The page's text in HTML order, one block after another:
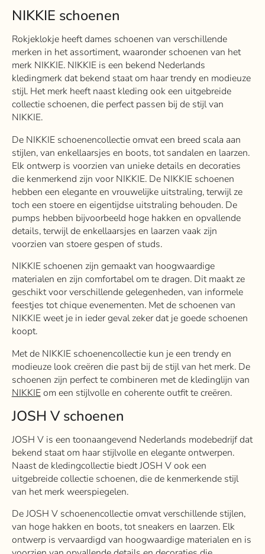
NIKKIE schoenen
Rokjeklokje heeft dames schoenen van verschillende
merken in het assortiment, waaronder schoenen van het
merk NIKKIE. NIKKIE is een bekend Nederlands
kledingmerk dat bekend staat om haar trendy en modieuze
stijl. Het merk heeft naast kleding ook een uitgebreide
collectie schoenen, die perfect passen bij de stijl van
NIKKIE.
De NIKKIE schoenencollectie omvat een breed scala aan
stijlen, van enkellaarsjes en boots, tot sandalen en laarzen.
Elk ontwerp is voorzien van unieke details en decoraties
die kenmerkend zijn voor NIKKIE. De NIKKIE schoenen
hebben een elegante en vrouwelijke uitstraling, terwijl ze
toch een stoere en eigentijdse uitstraling behouden. De
pumps hebben bijvoorbeeld hoge hakken en opvallende
details, terwijl de enkellaarsjes en laarzen vaak zijn
voorzien van stoere gespen of studs.
NIKKIE schoenen zijn gemaakt van hoogwaardige
materialen en zijn comfortabel om te dragen. Dit maakt ze
geschikt voor verschillende gelegenheden, van informele
feestjes tot chique evenementen. Met de schoenen van
NIKKIE weet je in ieder geval zeker dat je goede schoenen
koopt.
Met de NIKKIE schoenencollectie kun je een trendy en
modieuze look creëren die past bij de stijl van het merk. De
schoenen zijn perfect te combineren met de kledinglijn van
NIKKIEom een ​​stijlvolle en coherente outfit te creëren.
JOSH V schoenen
JOSH V is een toonaangevend Nederlands modebedrijf dat
bekend staat om haar stijlvolle en elegante ontwerpen.
Naast de kledingcollectie biedt JOSH V ook een
uitgebreide collectie schoenen, die de kenmerkende stijl
van het merk weerspiegelen.
De JOSH V schoenencollectie omvat verschillende stijlen,
van hoge hakken en boots, tot sneakers en laarzen. Elk
ontwerp is vervaardigd van hoogwaardige materialen en is